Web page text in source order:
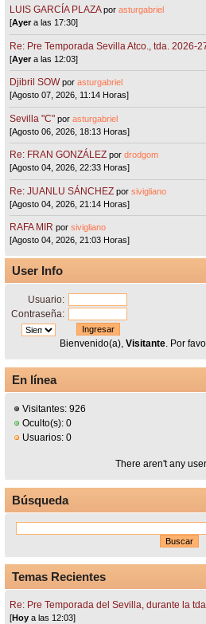
LUIS GARCÍA PLAZA porasturgabriel
[Ayera las 17:30]
Re: Pre Temporada Sevilla Atco., tda. 2026-
[Ayera las 12:03]
Djibril SOW porasturgabriel
[Agosto 07, 2026, 11:14 Horas]
Sevilla "C"porasturgabriel
[Agosto 06, 2026, 18:13 Horas]
Re: FRAN GONZÁLEZ pordrodgom
[Agosto 04, 2026, 22:33 Horas]
Re: JUANLU SÁNCHEZ porsivigliano
[Agosto 04, 2026, 21:14 Horas]
RAFA MIR porsivigliano
[Agosto 04, 2026, 21:03 Horas]
User Info
Usuario:
Contraseña:
Bienvenido(a), Visitante. Por
En línea
Visitantes: 926
Oculto(s): 0
Usuarios: 0
There aren't any
Búsqueda
Temas Recientes
Re: Pre Temporada del Sevilla, durante la
[Hoy a las 12:03]